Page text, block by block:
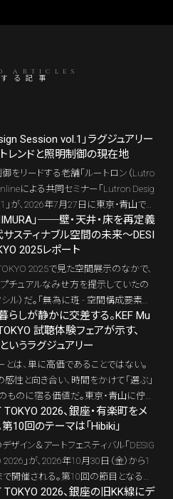
articles
る記事
Session vol.1」ラグジュアリー
レンドと照明制御の現在地
をリードする老舗「ルートロン（Lutro
onlineによる共同セミナー「Lutron Desig
」が、2026年7月27日に東京・青山で
Lutron Electronicsよりセシリア・E・ラ
Ramos）氏を招き、ラグジュアリー住
参加者が集った当日の模様をレポー
」──壁・天井・床を再定義
サスティナブル空間の未来～DESI
2025レポート
2025で見た空間展示のなかで、
チュアルなみせ方を提示していたの
シル）だ。「無為に斑 - 空間構成要素の
）と題し、素材の見直しから
で再構築するものだった。
らしが静かに交差する。KEF Mu
試聴体験フェアが示す、
いうラグジュアリー
とは、単に高価であることではない。
感性と向き合い、時間をかけて「選ぶ」
ものに宿る価値だ。東京・青山に佇む
TOKYO で、2026年1月9日から2月
れる試聴体験フェアは、まさにその
イベントと言えるだろう。
TOKYO 2026、銀座・有楽町をメ
10回のテーマは「Hibiki」
ザイン＆アートフェスティバル「DESIG
」が、2026年10月30日（金）から1
で開催される。第10回の節目となる今
新が交差する銀座・有楽町エリアをメ
TOKYO 2026、銀座の旧KK線にデ